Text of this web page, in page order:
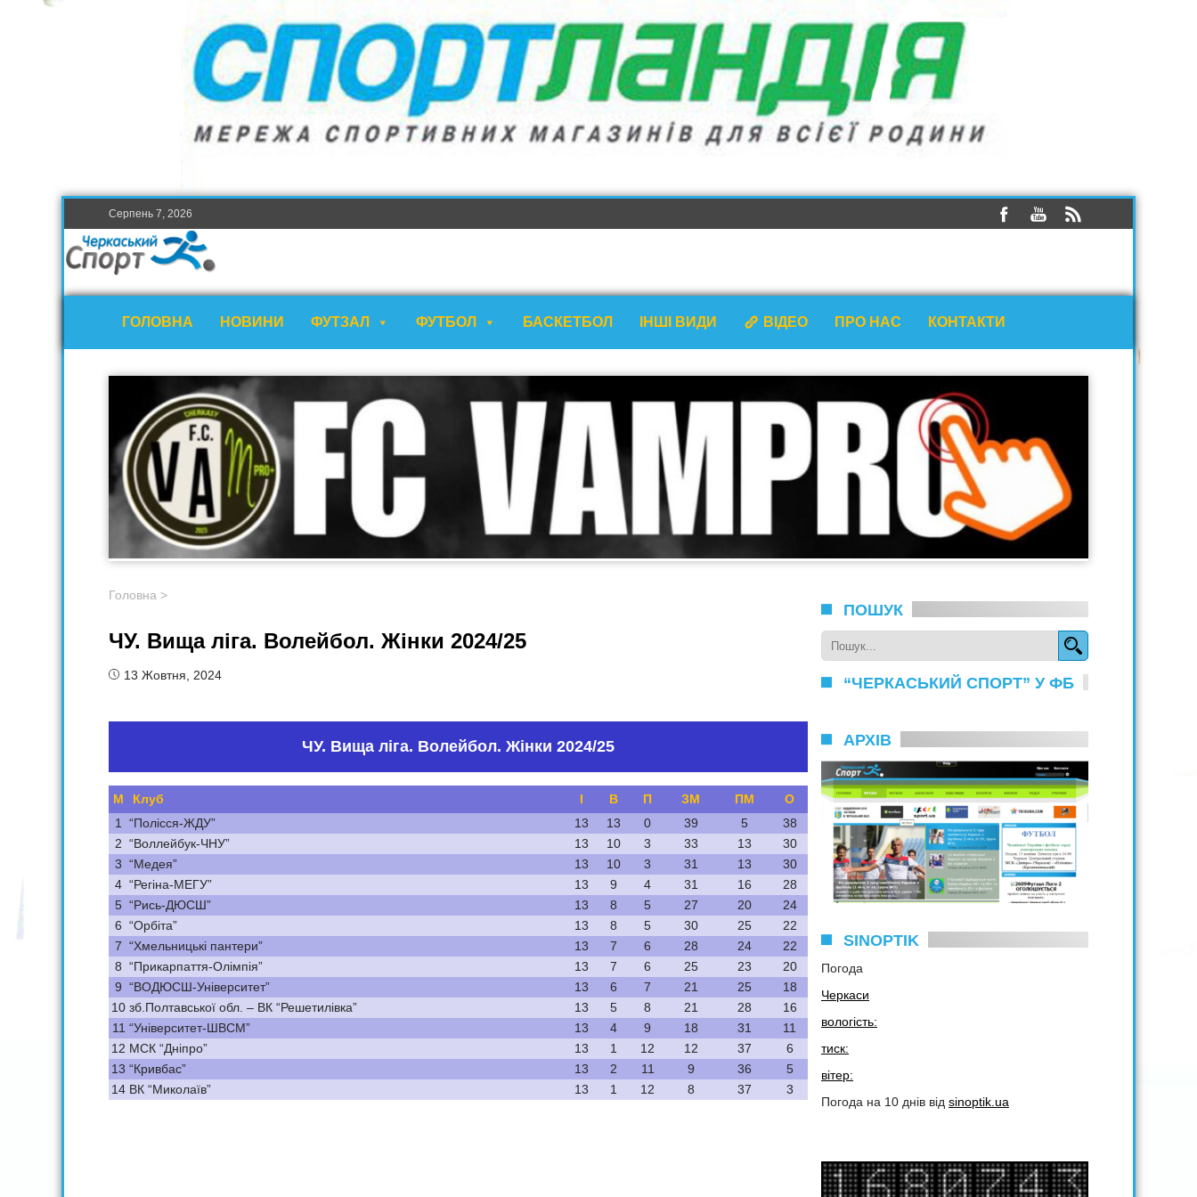
Серпень 7, 2026
ГОЛОВНА НОВИНИ ФУТЗАЛ ФУТБОЛ БАСКЕТБОЛ ІНШІ ВИДИ ВІДЕО ПРО НАС КОНТАКТИ
Головна >
ЧУ. Вища ліга. Волейбол. Жінки 2024/25
13 Жовтня, 2024
ЧУ. Вища ліга. Волейбол. Жінки 2024/25
М Клуб І В П ЗМ ПМ
О
1 “Полісся-ЖДУ” 13 13 0 39 5
38
2 “Воллейбук-ЧНУ” 13 10 3 33 13
30
3 “Медея” 13 10 3 31 13
30
4 “Регіна-МЕГУ” 13 9 4 31 16
28
5 “Рись-ДЮСШ” 13 8 5 27 20
24
6 “Орбіта” 13 8 5 30 25
22
7 “Хмельницькі пантери” 13 7 6 28 24
22
8 “Прикарпаття-Олімпія” 13 7 6 25 23
20
9 “ВОДЮСШ-Університет” 13 6 7 21 25
18
10 зб.Полтавської обл. – ВК “Решетилівка” 13 5 8 21 28
16
11 “Університет-ШВСМ” 13 4 9 18 31
11
12 МСК “Дніпро” 13 1 12 12 37
6
13 “Кривбас” 13 2 11 9 36
5
14 ВК “Миколаїв” 13 1 12 8 37 3
ПОШУК
“ЧЕРКАСЬКИЙ СПОРТ” У ФБ
АРХІВ
SINOPTIK
Погода
Черкаси
вологість:
тиск:
вітер:
Погода на 10 днів від sinoptik.ua